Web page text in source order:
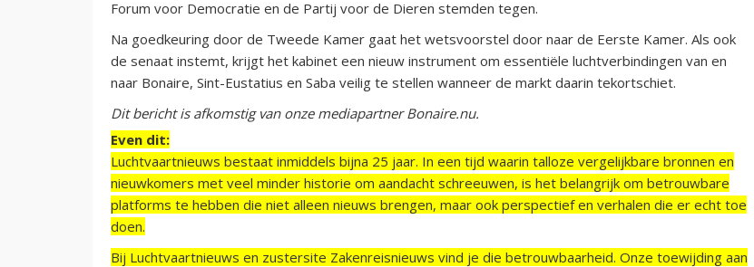
Forum voor Democratie en de Partij voor de Dieren stemden tegen.
Na goedkeuring door de Tweede Kamer gaat het wetsvoorstel door naar de Eerste Kamer. Als ook
de senaat instemt, krijgt het kabinet een nieuw instrument om essentiële luchtverbindingen van en
naar Bonaire, Sint-Eustatius en Saba veilig te stellen wanneer de markt daarin tekortschiet.
Dit bericht is afkomstig van onze mediapartner Bonaire.nu.
Even dit:
Luchtvaartnieuws bestaat inmiddels bijna 25 jaar. In een tijd waarin talloze vergelijkbare bronnen en
nieuwkomers met veel minder historie om aandacht schreeuwen, is het belangrijk om betrouwbare
platforms te hebben die niet alleen nieuws brengen, maar ook perspectief en verhalen die er echt toe
doen.
Bij Luchtvaartnieuws en zustersite Zakenreisnieuws vind je die betrouwbaarheid. Onze toewijding aan